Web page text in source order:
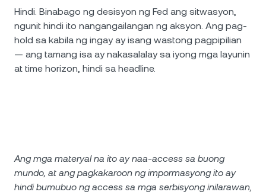
Hindi. Binabago ng desisyon ng Fed ang sitwasyon,
ngunit hindi ito nangangailangan ng aksyon. Ang pag-
hold sa kabila ng ingay ay isang wastong pagpipilian
— ang tamang isa ay nakasalalay sa iyong mga layunin
at time horizon, hindi sa headline.
Ang mga materyal na ito ay naa-access sa buong
mundo, at ang pagkakaroon ng impormasyong ito ay
hindi bumubuo ng access sa mga serbisyong inilarawan,